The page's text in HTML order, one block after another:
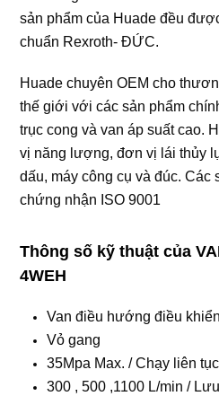
sản phẩm của Huade đều
chuẩn Rexroth- ĐỨC.
Huade chuyên OEM cho
thế giới với cácsản phẩm
trục cong và van áp suất cao.
vị năng lượng, đơn vị lái thủy
dấu, máy công cụ và đúc.
chứng nhận ISO 9001
Thông số kỹ thuật của
4WEH
Van điều hướng điều
Vỏ gang
35Mpa Max. / Chạy liên tục
300 , 500 ,1100 L/min /